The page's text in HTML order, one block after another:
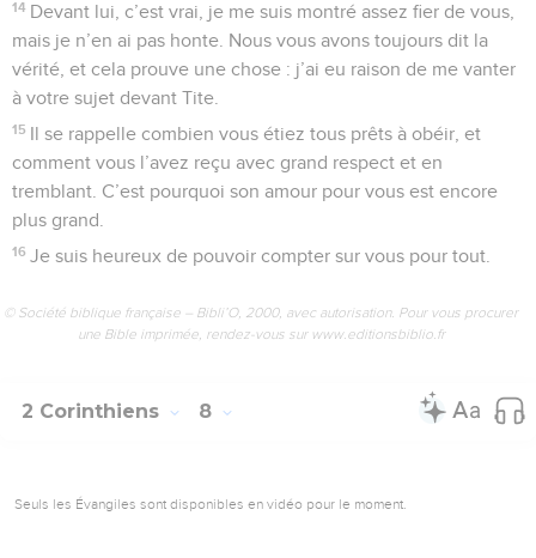
14 Devant lui, c’est vrai, je me suis montré assez fier de vous,
mais je n’en ai pas honte. Nous vous avons toujours dit la
vérité, et cela prouve une chose : j’ai eu raison de me vanter
à votre sujet devant Tite.
15 Il se rappelle combien vous étiez tous prêts à obéir, et
comment vous l’avez reçu avec grand respect et en
tremblant. C’est pourquoi son amour pour vous est encore
plus grand.
16 Je suis heureux de pouvoir compter sur vous pour tout.
© Société biblique française – Bibli’O, 2000, avec autorisation. Pour vous procurer
une Bible imprimée, rendez-vous sur www.editionsbiblio.fr
2 Corinthiens 8
Seuls les Évangiles sont disponibles en vidéo pour le moment.